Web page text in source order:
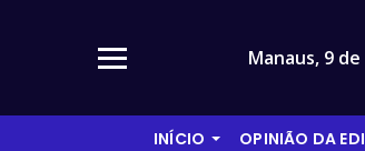
Manaus, 9
INÍCIO OPINIÃO DA